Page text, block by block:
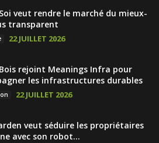
veut rendre le marché du mieux-
transparent
22 JUILLET 2026
rejoint Meanings Infra pour
les infrastructures durables
22 JUILLET 2026
veut séduire les propriétaires
avec son robot...